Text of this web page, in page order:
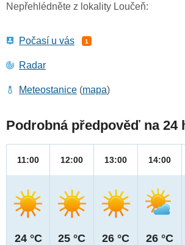
Nepřehlédněte z lokality Loučeň:
Počasí u vás 1
Radar
Meteostanice (mapa)
Podrobná předpověď na 24
11:00
24 °C
12:00
25 °C
13:00
26 °C
14:00
26 °C